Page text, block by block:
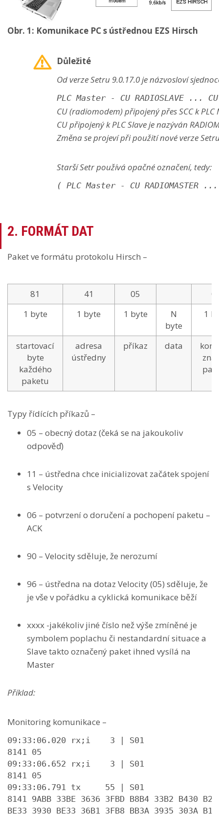
Obr. 1: Komunikace PC s ústřednou EZS Hirsch
Důležité
Od verze Setru 9.0.17.0 je názvosloví
PLC Master - CU RADIOSLAVE ... CU
CU (radiomodem) připojený přes SCC k PLC
CU připojený k PLC Slave je nazýván
Změna se projeví při použití nové verze
Starší Setr používá opačné označení, tedy:
( PLC Master - CU RADIOMASTER
2. FORMÁT DAT
Paket ve formátu protokolu Hirsch –
81 41 05
1 byte
1 byte 1 byte
N
byte
1
startovací
byte
každého
paketu
adresa
ústředny
příkaz data
Typy řídících příkazů –
05 – obecný dotaz (čeká se na jakoukoliv
odpověď)
11 – ústředna chce inicializovat začátek spojení
s Velocity
06 – potvrzení o doručení a pochopení paketu –
ACK
90 – Velocity sděluje, že nerozumí
96 – ústředna na dotaz Velocity (05) sděluje, že
je vše v pořádku a cyklická komunikace běží
xxxx -jakékoliv jiné číslo než výše zmíněné je
symbolem poplachu či nestandardní situace a
Slave takto označený paket ihned vysílá na
Master
Příklad:
Monitoring komunikace –
09:33:06.020 rx;i    3 | S01
8141 05
09:33:06.652 rx;i    3 | S01
8141 05
09:33:06.791 tx     55 | S01
8141 9ABB 33BE 3636 3FBD B8B4 33B2 B430
BE33 3930 BE33 36B1 3FB8 BB3A 3935 303A